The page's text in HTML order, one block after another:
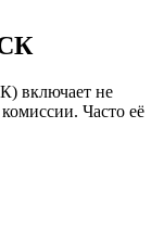
включает не
Часто её